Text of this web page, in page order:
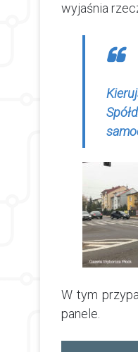
wyjaśnia
W tym
panele.